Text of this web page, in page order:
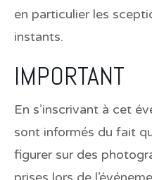
en particulier les
instants.
IMPORTANT
En s’inscrivant à cet
sont informés du fait
figurer sur des